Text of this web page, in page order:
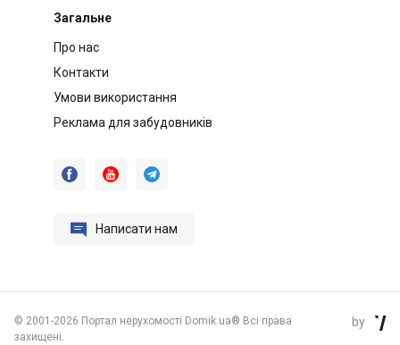
Загальне
Про нас
Контакти
Умови використання
Реклама для забудовників
  
 Написати нам
© 2001-2026 Портал нерухомості Domik.ua® Всі права
захищені.
by 